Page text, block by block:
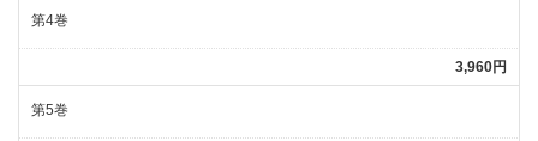
第4巻
3,960円
第5巻